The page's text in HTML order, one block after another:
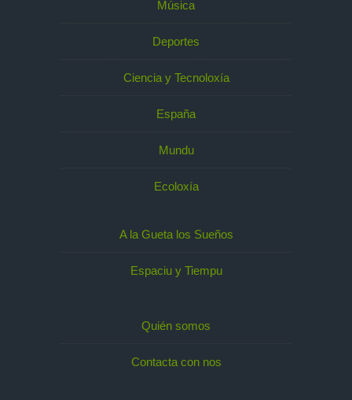
Música
Deportes
Ciencia y Tecnoloxía
España
Mundu
Ecoloxía
A la Gueta los Sueños
Espaciu y Tiempu
Quién somos
Contacta con nos